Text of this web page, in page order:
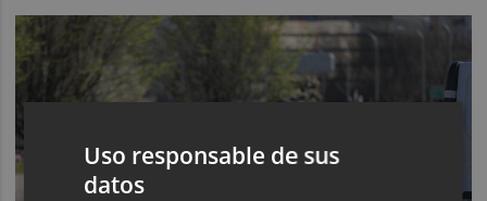
Uso responsable de sus
datos